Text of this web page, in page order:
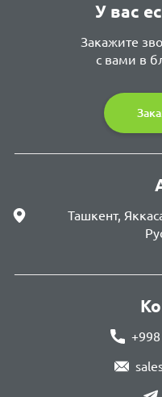
У вас
Закажите
с вами в
Ташкент,